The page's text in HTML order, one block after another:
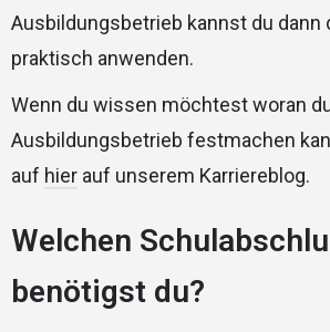
Ausbildungsbetrieb kannst du dann
praktisch anwenden.
Wenn du wissen möchtest woran
Ausbildungsbetrieb festmachen
auf hier auf unserem Karriereblog.
Welchen
benötigst du?